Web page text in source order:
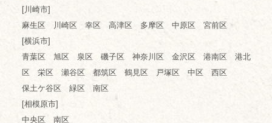
[川崎市]
麻生区 川崎区 幸区 高津区 多摩区 中原区 宮前区
[横浜市]
青葉区 旭区 泉区 磯子区 神奈川区 金沢区 港南区 港北
区 栄区 瀬谷区 都筑区 鶴見区 戸塚区 中区 西区
保土ケ谷区 緑区 南区
[相模原市]
中央区 南区